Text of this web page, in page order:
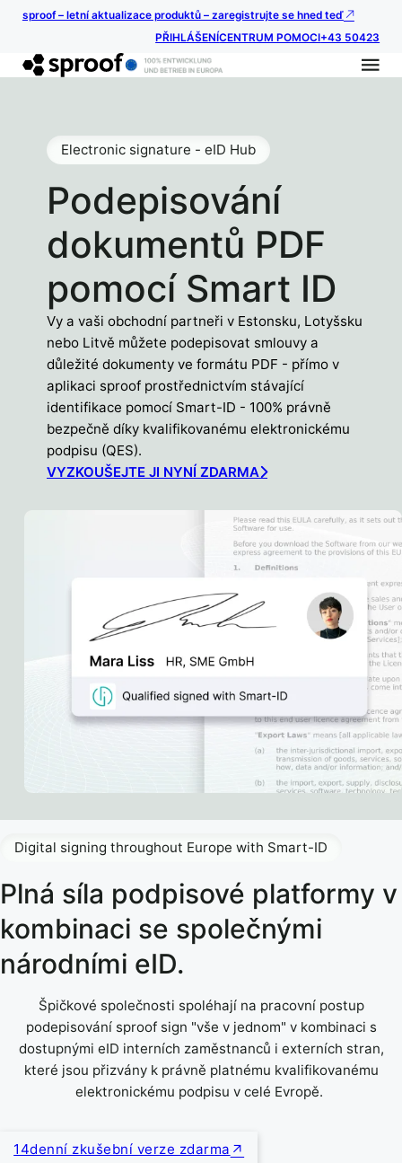
sproof – letní aktualizace produktů – zaregistrujte se hned teď
PŘIHLÁŠENÍCENTRUM POMOCI+43 50423
Podepisování
dokumentů PDF
pomocí Smart ID
Electronic signature - eID Hub
Vy a vaši obchodní partneři v Estonsku, Lotyšsku
nebo Litvě můžete podepisovat smlouvy a
důležité dokumenty ve formátu PDF - přímo v
aplikaci sproof prostřednictvím stávající
identifikace pomocí Smart-ID - 100% právně
bezpečně díky kvalifikovanému elektronickému
podpisu (QES).
VYZKOUŠEJTE JI NYNÍ ZDARMA
Plná síla podpisové platformy v
kombinaci se společnými
národními eID.
Špičkové společnosti spoléhají na pracovní postup
podepisování sproof sign "vše v jednom" v kombinaci s
dostupnými eID interních zaměstnanců i externích stran,
které jsou přizvány k právně platnému kvalifikovanému
elektronickému podpisu v celé Evropě.
Digital signing throughout Europe with Smart-ID
14denní zkušební verze zdarma